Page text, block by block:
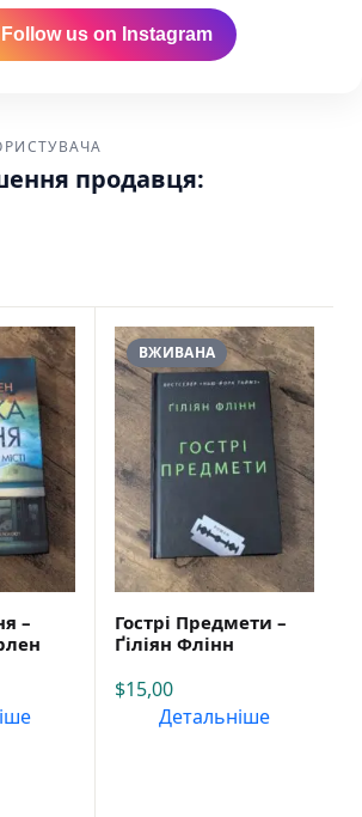
us on Instagram
продавця:
–
ВЖИВАНА
Гострі Предмети –
Ґіліян Флінн
$15,00
Детальніше